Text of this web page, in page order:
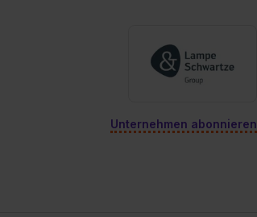
Unternehmen abonnieren